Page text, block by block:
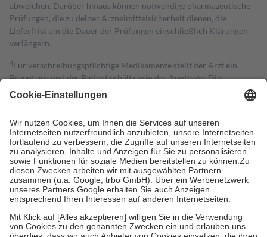
abweichen. Darüber hinaus können notwendige pharmazeutische
Prüfungen, die zu deiner Arzneimittelsicherheit dienen, die
Lieferfrist um die Dauer der Prüfungen einschließlich Klärungen
verlängern.
4Für verschreibungspflichtige Medikamente stellt der Arzt ein
Rezept aus und der Patient erhält sie in der Apotheke. Die
gesetzliche Krankenversicherung übernimmt in der Regel die
Kosten dafür, der Versicherte trägt einen Teil davon als Zuzahlung
Grundsätzlich leisten Mitglieder Zuzahlungen in Höhe von zehn
Prozent des Abgabepreises,mindestens jedochfünf Euround
höchstens zehn Euro.Es sind jedoch nie mehr als die tatsächlichen
Kosten der Leistung zu entrichten.
Diese Regeln gelten grundsätzlich auch für Online-Apotheken.
Bei Heilmitteln und häuslicher Krankenpflege beträgt die
Zuzahlung zehn Prozent der Kosten sowie zehn Euro je
Verordnung.
Um das Engagement der Versicherten für ihre eigene Gesundheit zu